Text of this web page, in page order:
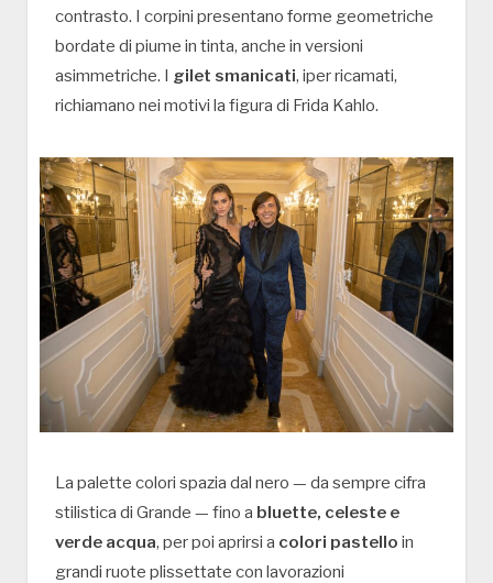
contrasto. I corpini presentano forme geometriche
bordate di piume in tinta, anche in versioni
asimmetriche. I gilet smanicati, iper ricamati,
richiamano nei motivi la figura di Frida Kahlo.
La palette colori spazia dal nero — da sempre cifra
stilistica di Grande — fino a bluette, celeste e
verde acqua, per poi aprirsi a colori pastello in
grandi ruote plissettate con lavorazioni